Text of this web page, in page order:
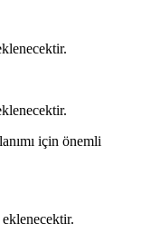
için önemli
eklenecektir.